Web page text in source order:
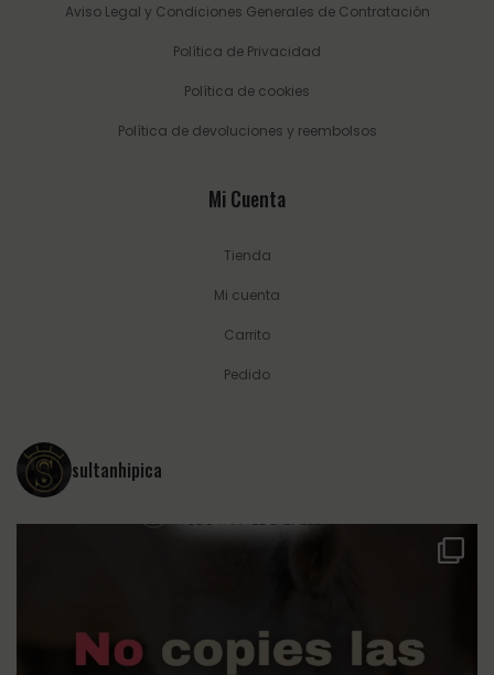
Aviso Legal y Condiciones Generales de Contratación
Política de Privacidad
Política de cookies
Política de devoluciones y reembolsos
Mi Cuenta
Tienda
Mi cuenta
Carrito
Pedido
sultanhipica